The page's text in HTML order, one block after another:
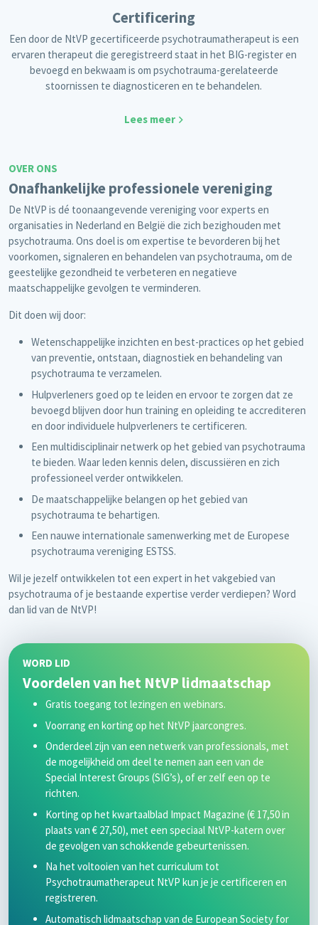
Certificering
Een door de NtVP gecertificeerde psychotraumatherapeut is een
ervaren therapeut die geregistreerd staat in het BIG-register en
bevoegd en bekwaam is om psychotrauma-gerelateerde
stoornissen te diagnosticeren en te behandelen.
Lees meer
OVER ONS
Onafhankelijke professionele vereniging
De NtVP is dé toonaangevende vereniging voor experts en
organisaties in Nederland en België die zich bezighouden met
psychotrauma. Ons doel is om expertise te bevorderen bij het
voorkomen, signaleren en behandelen van psychotrauma, om de
geestelijke gezondheid te verbeteren en negatieve
maatschappelijke gevolgen te verminderen.
Dit doen wij door:
Wetenschappelijke inzichten en best-practices op het gebied
van preventie, ontstaan, diagnostiek en behandeling van
psychotrauma te verzamelen.
Hulpverleners goed op te leiden en ervoor te zorgen dat ze
bevoegd blijven door hun training en opleiding te accrediteren
en door individuele hulpverleners te certificeren.
Een multidisciplinair netwerk op het gebied van psychotrauma
te bieden. Waar leden kennis delen, discussiëren en zich
professioneel verder ontwikkelen.
De maatschappelijke belangen op het gebied van
psychotrauma te behartigen.
Een nauwe internationale samenwerking met de Europese
psychotrauma vereniging ESTSS.
Wil je jezelf ontwikkelen tot een expert in het vakgebied van
psychotrauma of je bestaande expertise verder verdiepen? Word
dan lid van de NtVP!
WORD LID
Voordelen van het NtVP lidmaatschap
Gratis toegang tot lezingen en webinars.
Voorrang en korting op het NtVP jaarcongres.
Onderdeel zijn van een netwerk van professionals, met
de mogelijkheid om deel te nemen aan een van de
Special Interest Groups (SIG’s), of er zelf een op te
richten.
Korting op het kwartaalblad Impact Magazine (€ 17,50 in
plaats van € 27,50), met een speciaal NtVP-katern over
de gevolgen van schokkende gebeurtenissen.
Na het voltooien van het curriculum tot
Psychotraumatherapeut NtVP kun je je certificeren en
registreren.
Automatisch lidmaatschap van de European Society for